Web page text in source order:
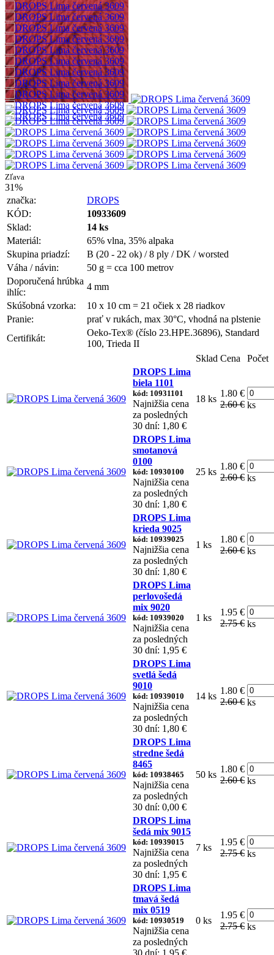
Zľava
31%
značka:
DROPS
KÓD:
10933609
Sklad:
14 ks
Materiál:
65% vlna, 35% alpaka
Skupina priadzí:
B (20 - 22 ok) / 8 ply / DK / worsted
Váha / návin:
50 g = cca 100 metrov
Doporučená hrúbka
ihlíc:
4 mm
Skúšobná vzorka:
10 x 10 cm = 21 očiek x 28 riadkov
Pranie:
prať v rukách, max 30°C, vhodná na plstenie
Certifikát:
Oeko-Tex® (číslo 23.HPE.36896), Standard
100, Trieda II
Sklad Cena
Počet
DROPS Lima
biela 1101
kód: 10931101
Najnižšia cena
za posledných
30 dní: 1,80 €
18 ks
1.80 €
2.60 € ks
DROPS Lima
smotanová
0100
kód: 10930100
Najnižšia cena
za posledných
30 dní: 1,80 €
25 ks
1.80 €
2.60 € ks
DROPS Lima
krieda 9025
kód: 10939025
Najnižšia cena
za posledných
30 dní: 1,80 €
1 ks
1.80 €
2.60 € ks
DROPS Lima
perlovošedá
mix 9020
kód: 10939020
Najnižšia cena
za posledných
30 dní: 1,95 €
1 ks
1.95 €
2.75 € ks
DROPS Lima
svetlá šedá
9010
kód: 10939010
Najnižšia cena
za posledných
30 dní: 1,80 €
14 ks
1.80 €
2.60 € ks
DROPS Lima
stredne šedá
8465
kód: 10938465
Najnižšia cena
za posledných
30 dní: 0,00 €
50 ks
1.80 €
2.60 € ks
DROPS Lima
šedá mix 9015
kód: 10939015
Najnižšia cena
za posledných
30 dní: 1,95 €
7 ks
1.95 €
2.75 € ks
DROPS Lima
tmavá šedá
mix 0519
kód: 10930519
Najnižšia cena
za posledných
30 dní: 1,95 €
0 ks
1.95 €
2.75 € ks